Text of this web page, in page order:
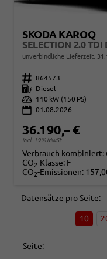
SKODA KAROQ
unverbindliche Lieferzeit:
Fahrzeugnr. 864573
Kraftstoff
Diesel
Leistung
110 kW (150 PS)
01.08.2026
36.190,– €
incl. 19% MwSt.
Verbrauch kombiniert:
CO2-Klasse: F
CO2-Emissionen:
Datensätze pro Seite:
10
Seite: